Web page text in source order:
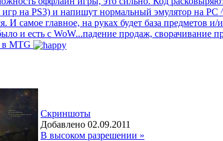
на PS3) и напишут нормальный эмулятор на PC
И самое главное, на руках будет база предметов
и есть с WoW...падение продаж, сворачивание
в MTG
Скриншоты
Добавлено 02.09.2011
В высоком разрешении »